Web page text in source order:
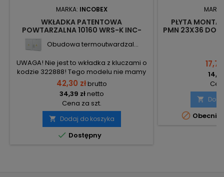
MARKA: INCOBEX
WKŁADKA PATENTOWA
POWTARZALNA 10160 WRS-K INC-
Obudowa termoutwardzal...
UWAGA! Nie jest to wkładka z kluczami o
kodzie 322888! Tego modelu nie mamy
już w sprzedaży, również Producent nie
oferuje już tego typu wkładek!
42,30 złbrutto
34,39 złnetto
Cena za szt.
 Dodaj do koszyka
 Dostępny
PŁYTA
PMN 23X36 DO

